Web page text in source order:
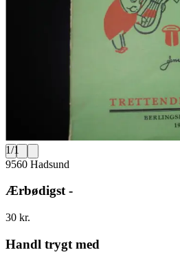
1/1
9560 Hadsund
Ærbødigst -
30 kr.
Handl trygt med